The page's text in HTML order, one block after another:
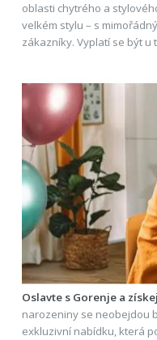
oblasti chytrého a
velkém stylu – s
zákazníky. Vyplatí se být u
Oslavte s Gorenje a
narozeniny se neobejdou
exkluzivní nabídku, která